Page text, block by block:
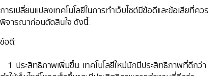
การเปลี่ยนแปลงเทคโนโลยีในการทำเว็บไซต์มีข้อดีและข้อเสียที่ควร
พิจารณาก่อนตัดสินใจ ดังนี้:
ข้อดี:
1. ประสิทธิภาพเพิ่มขึ้น: เทคโนโลยีใหม่มักมีประสิทธิภาพที่ดีกว่า